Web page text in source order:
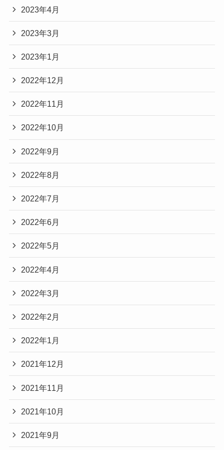
2023年4月
2023年3月
2023年1月
2022年12月
2022年11月
2022年10月
2022年9月
2022年8月
2022年7月
2022年6月
2022年5月
2022年4月
2022年3月
2022年2月
2022年1月
2021年12月
2021年11月
2021年10月
2021年9月